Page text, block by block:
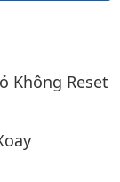
Không Reset